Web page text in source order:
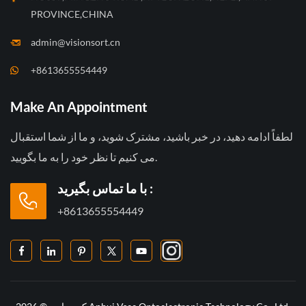
PROVINCE,CHINA
admin@visionsort.cn
+8613655554449
Make An Appointment
لطفاً ادامه دهید، در خبر باشید، مشترک شوید، و ما از شما استقبال
می کنیم تا نظر خود را به ما بگویید.
با ما تماس بگیرید :
+8613655554449